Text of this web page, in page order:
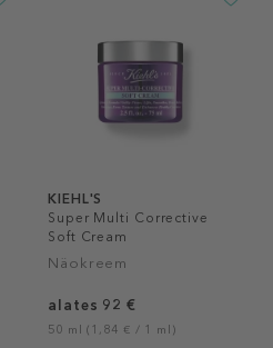
KIEHL'S
Super Multi Corrective
Soft Cream
Näokreem
alates 92 €
50 ml (1,84 € / 1 ml)